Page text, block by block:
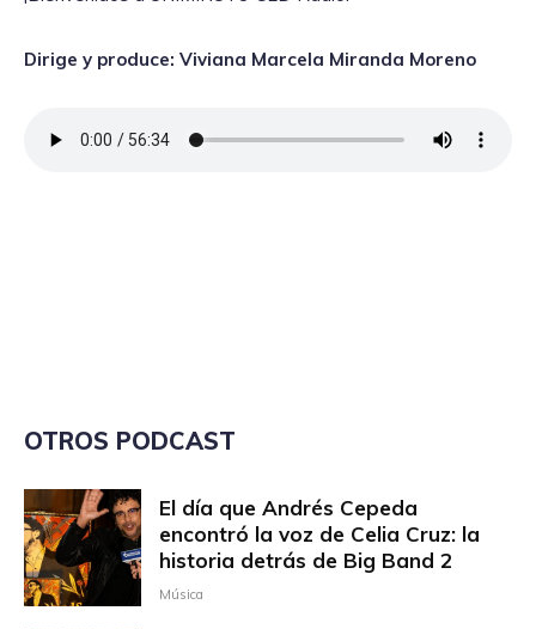
Dirige y produce: Viviana Marcela Miranda Moreno
OTROS PODCAST
El día que Andrés Cepeda
encontró la voz de Celia Cruz: la
historia detrás de Big Band 2
Música